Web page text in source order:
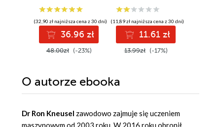
(32,90 zł najniższa cena z 30 dni)
36.96 zł
48.00zł (-23%)
rachunek
różniczkowy
i całkowy
(11,89 zł najniższa cena z 30 dni)
11.61 zł
13.99zł (-17%)
O autorze ebooka
Dr Ron Kneusel zawodowo zajmuje się uczeniem
maszynowym od 2003 roku. W 2016 roku obronił